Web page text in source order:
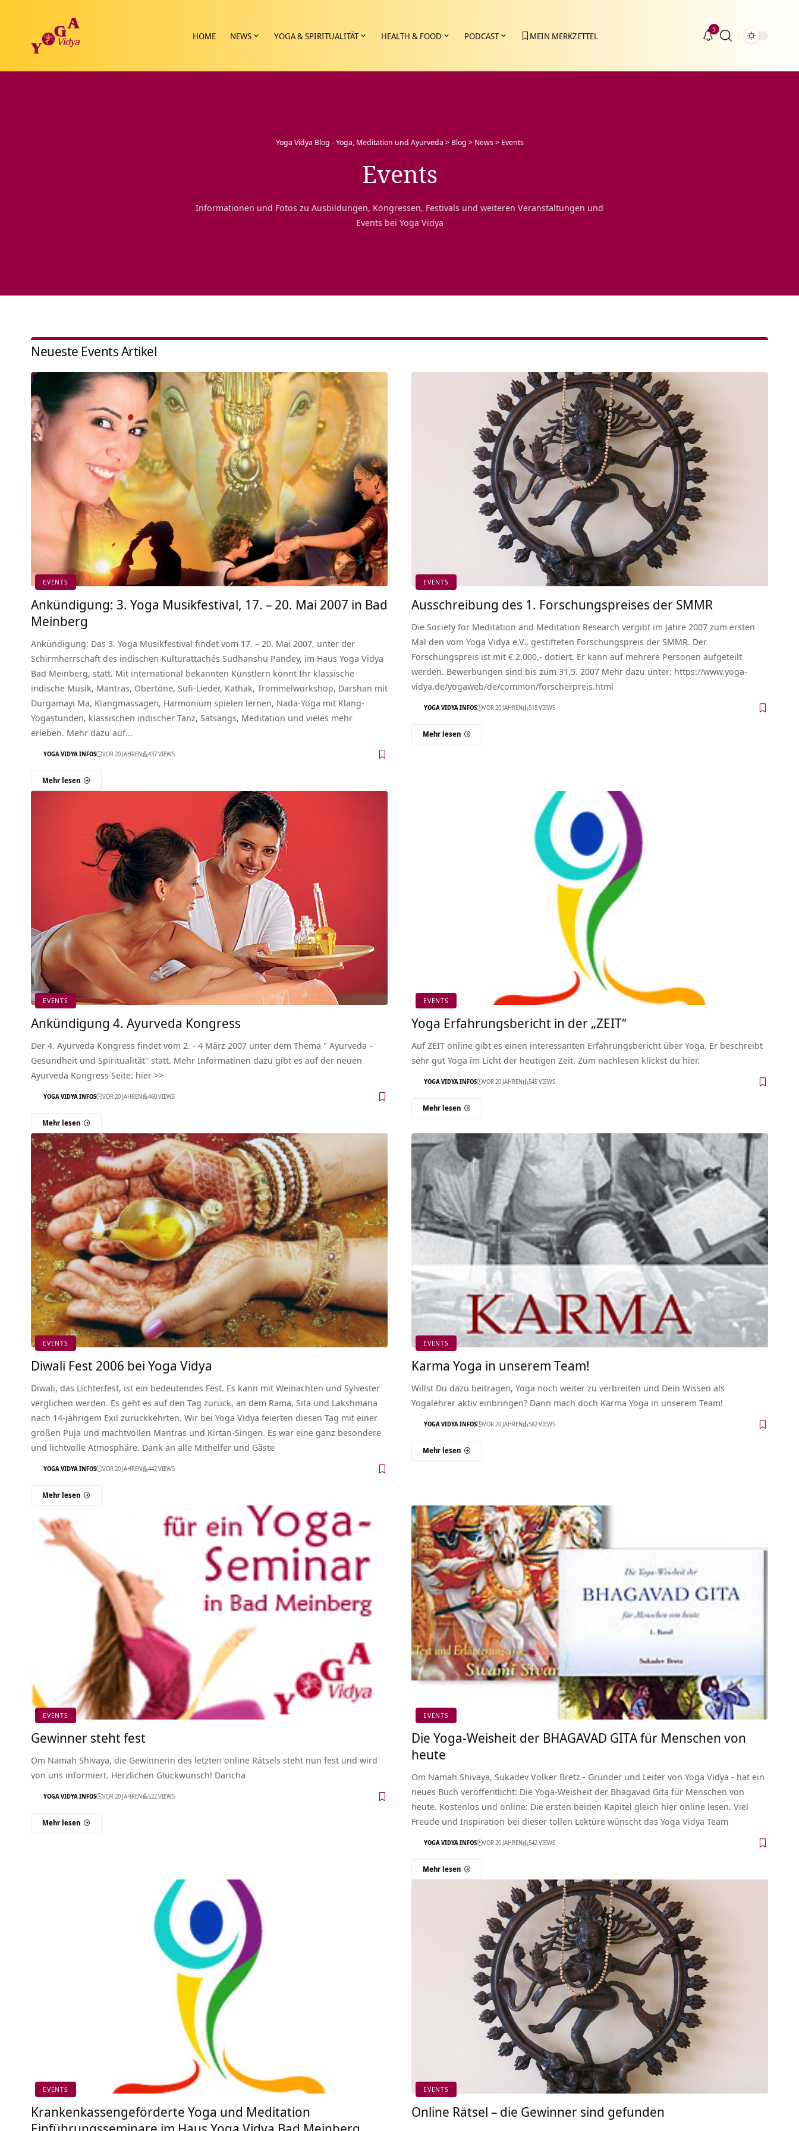
HOME NEWS YOGA & SPIRITUALITÄT HEALTH & FOOD PODCAST MEIN MERKZETTEL
5
Yoga Vidya Blog - Yoga, Meditation und Ayurveda > Blog > News> Events
Events
Informationen und Fotos zu Ausbildungen, Kongressen, Festivals und weiteren Veranstaltungen und
Events bei Yoga Vidya
Neueste Events Artikel
EVENTS
Ankündigung: 3. Yoga Musikfestival, 17. – 20. Mai 2007 in Bad
Meinberg
Ankündigung: Das 3. Yoga Musikfestival findet vom 17. – 20. Mai 2007, unter der
Schirmherrschaft des indischen Kulturattachés Sudhanshu Pandey, im Haus Yoga Vidya
Bad Meinberg, statt. Mit international bekannten Künstlern könnt Ihr klassische
indische Musik, Mantras, Obertöne, Sufi-Lieder, Kathak, Trommelworkshop, Darshan mit
Durgamayi Ma, Klangmassagen, Harmonium spielen lernen, Nada-Yoga mit Klang-
Yogastunden, klassischen indischer Tanz, Satsangs, Meditation und vieles mehr
erleben. Mehr dazu auf…
YOGA VIDYA INFOS VOR 20 JAHREN 437 VIEWS
Mehr lesen
EVENTS
Ausschreibung des 1. Forschungspreises der SMMR
Die Society for Meditation and Meditation Research vergibt im Jahre 2007 zum ersten
Mal den vom Yoga Vidya e.V., gestifteten Forschungspreis der SMMR. Der
Forschungspreis ist mit € 2.000,- dotiert. Er kann auf mehrere Personen aufgeteilt
werden. Bewerbungen sind bis zum 31.5. 2007 Mehr dazu unter: https://www.yoga-
vidya.de/yogaweb/de/common/forscherpreis.html
YOGA VIDYA INFOS VOR 20 JAHREN 515 VIEWS
Mehr lesen
EVENTS
Ankündigung 4. Ayurveda Kongress
Der 4. Ayurveda Kongress findet vom 2. - 4 März 2007 unter dem Thema " Ayurveda –
Gesundheit und Spiritualität" statt. Mehr Informatinen dazu gibt es auf der neuen
Ayurveda Kongress Seite: hier >>
YOGA VIDYA INFOS VOR 20 JAHREN 460 VIEWS
Mehr lesen
EVENTS
Yoga Erfahrungsbericht in der „ZEIT“
Auf ZEIT online gibt es einen interessanten Erfahrungsbericht über Yoga. Er beschreibt
sehr gut Yoga im Licht der heutigen Zeit. Zum nachlesen klickst du hier.
YOGA VIDYA INFOS VOR 20 JAHREN 545 VIEWS
Mehr lesen
EVENTS
Diwali Fest 2006 bei Yoga Vidya
Diwali, das Lichterfest, ist ein bedeutendes Fest. Es kann mit Weinachten und Sylvester
verglichen werden. Es geht es auf den Tag zurück, an dem Rama, Sita und Lakshmana
nach 14-jährigem Exil zurückkehrten. Wir bei Yoga Vidya feierten diesen Tag mit einer
großen Puja und machtvollen Mantras und Kirtan-Singen. Es war eine ganz besondere
und lichtvolle Atmosphäre. Dank an alle Mithelfer und Gäste
YOGA VIDYA INFOS VOR 20 JAHREN 442 VIEWS
Mehr lesen
EVENTS
Karma Yoga in unserem Team!
Willst Du dazu beitragen, Yoga noch weiter zu verbreiten und Dein Wissen als
Yogalehrer aktiv einbringen? Dann mach doch Karma Yoga in unserem Team!
YOGA VIDYA INFOS VOR 20 JAHREN 582 VIEWS
Mehr lesen
EVENTS
Gewinner steht fest
Om Namah Shivaya, die Gewinnerin des letzten online Rätsels steht nun fest und wird
von uns informiert. Herzlichen Glückwunsch! Daricha
YOGA VIDYA INFOS VOR 20 JAHREN 522 VIEWS
Mehr lesen
EVENTS
Die Yoga-Weisheit der BHAGAVAD GITA für Menschen von
heute
Om Namah Shivaya, Sukadev Volker Bretz - Gründer und Leiter von Yoga Vidya - hat ein
neues Buch veröffentlicht: Die Yoga-Weisheit der Bhagavad Gita für Menschen von
heute. Kostenlos und online: Die ersten beiden Kapitel gleich hier online lesen. Viel
Freude und Inspiration bei dieser tollen Lektüre wünscht das Yoga Vidya Team
YOGA VIDYA INFOS VOR 20 JAHREN 542 VIEWS
Mehr lesen
EVENTS
Krankenkassengeförderte Yoga und Meditation
EVENTS
Online Rätsel – die Gewinner sind gefunden